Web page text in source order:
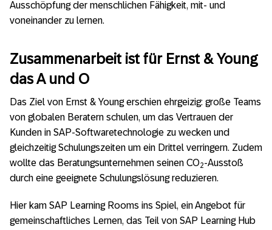
Ausschöpfung der menschlichen Fähigkeit, mit- und
voneinander zu lernen.
Zusammenarbeit ist für Ernst & Young
das A und O
Das Ziel von Ernst & Young erschien ehrgeizig: große Teams
von globalen Beratern schulen, um das Vertrauen der
Kunden in SAP-Softwaretechnologie zu wecken und
gleichzeitig Schulungszeiten um ein Drittel verringern. Zudem
wollte das Beratungsunternehmen seinen CO2-Ausstoß
durch eine geeignete Schulungslösung reduzieren.
Hier kam SAP Learning Rooms ins Spiel, ein Angebot für
gemeinschaftliches Lernen, das Teil von SAP Learning Hub